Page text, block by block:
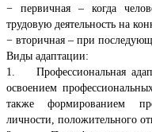
− первичная – когда
трудовую деятельность на
− вторичная – при
Виды адаптации:
1. Профессиональная
освоением
также формированием
личности, положительного